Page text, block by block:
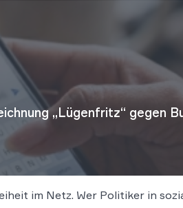
„Lügenfritz“ gegen
im Netz. Wer Politiker in